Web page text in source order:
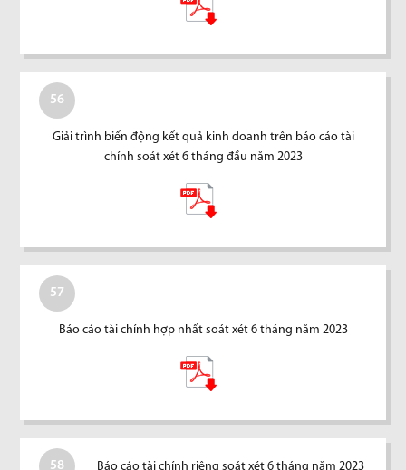
56
Giải trình biến động kết quả kinh doanh trên báo cáo tài
chính soát xét 6 tháng đầu năm 2023
57
Báo cáo tài chính hợp nhất soát xét 6 tháng năm 2023
58 Báo cáo tài chính riêng soát xét 6 tháng năm 2023